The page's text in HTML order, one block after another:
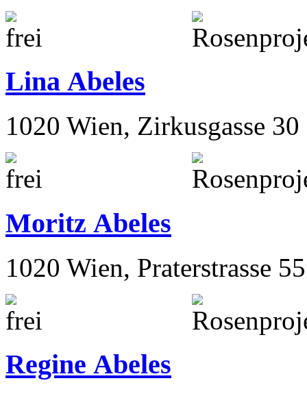
Lina Abeles
1020 Wien, Zirkusgasse 30
Moritz Abeles
1020 Wien, Praterstrasse 55
Regine Abeles